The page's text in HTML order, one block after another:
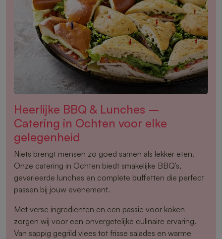
Heerlijke BBQ & Lunches –
Catering in Ochten voor elke
gelegenheid
Niets brengt mensen zo goed samen als lekker eten.
Onze catering in Ochten biedt smakelijke BBQ’s,
gevarieerde lunches en complete buffetten die perfect
passen bij jouw evenement.
Met verse ingrediënten en een passie voor koken
zorgen wij voor een onvergetelijke culinaire ervaring.
Van sappig gegrild vlees tot frisse salades en warme